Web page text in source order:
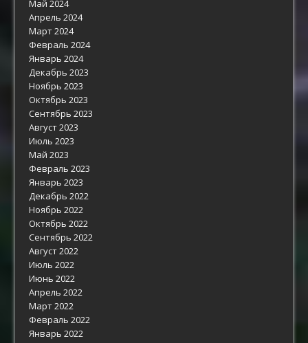
Май 2024
Апрель 2024
Март 2024
Февраль 2024
Январь 2024
Декабрь 2023
Ноябрь 2023
Октябрь 2023
Сентябрь 2023
Август 2023
Июль 2023
Май 2023
Февраль 2023
Январь 2023
Декабрь 2022
Ноябрь 2022
Октябрь 2022
Сентябрь 2022
Август 2022
Июль 2022
Июнь 2022
Апрель 2022
Март 2022
Февраль 2022
Январь 2022